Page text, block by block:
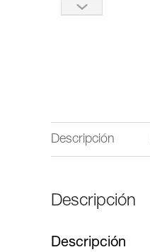
Descripción
Descripción
Descripción